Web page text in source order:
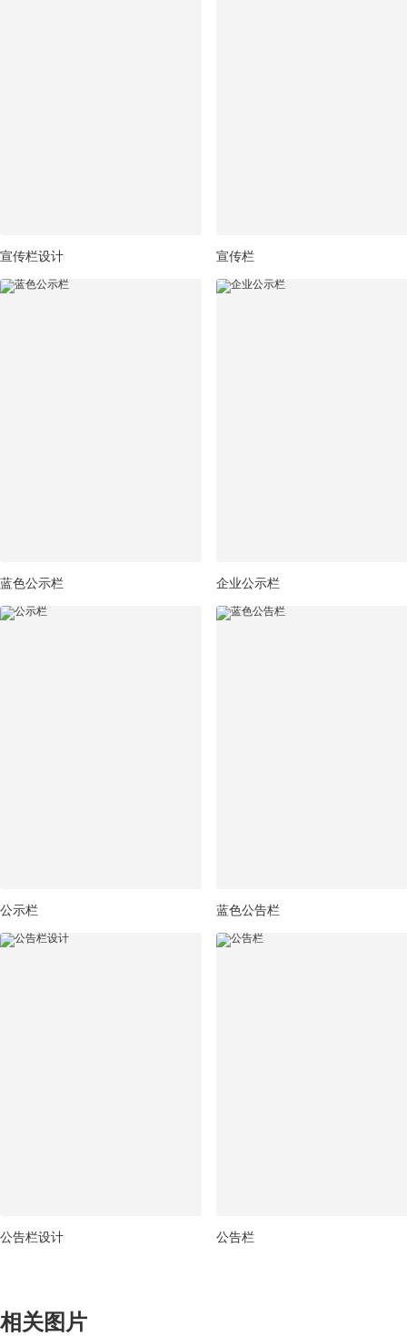
宣传栏设计 宣传栏
蓝色公示栏 企业公示栏
公示栏 蓝色公告栏
公告栏设计 公告栏
相关图片